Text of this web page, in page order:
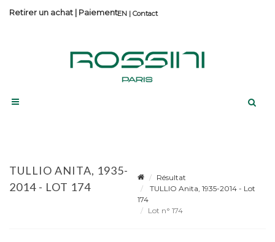
Contact
Retirer un achat | Paiement
TULLIO ANITA, 1935-
2014 - LOT 174
Résultat
TULLIO Anita, 1935-2014 - Lot
174
Lot n° 174